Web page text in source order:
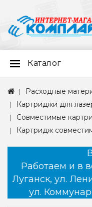
Каталог
Расходные
Картриджи для
Совместимые
Картридж
Работаем и в
Луганск, ул.
ул.